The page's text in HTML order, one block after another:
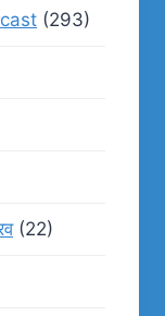
(293)
(22)